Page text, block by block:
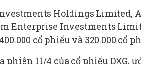
Holdings Limited,
Enterprise Investments
cổ phiếu và 320.000 cổ
phiên 11/4 của cổ phiếu DXG,